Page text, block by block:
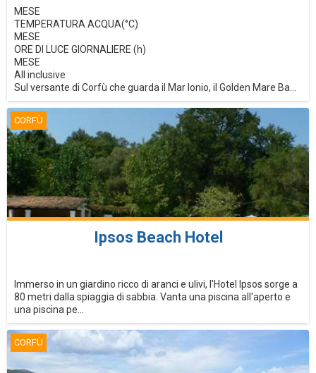
MESE
TEMPERATURA ACQUA(°C)
MESE
ORE DI LUCE GIORNALIERE (h)
MESE
All inclusive
Sul versante di Corfù che guarda il Mar Ionio, il Golden Mare Ba...
CORFÙ
Ipsos Beach Hotel
Immerso in un giardino ricco di aranci e ulivi, l'Hotel Ipsos sorge a
80 metri dalla spiaggia di sabbia. Vanta una piscina all'aperto e
una piscina pe...
CORFÙ